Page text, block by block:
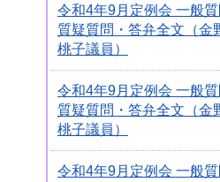
令和4年9月定例会 一般質
質疑質問・答弁全文（金
桃子議員）
令和4年9月定例会 一般質
質疑質問・答弁全文（金
桃子議員）
令和4年9月定例会 一般質